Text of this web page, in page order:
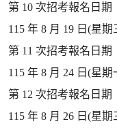
第 10 次招考報名日期
115 年 8 月 19 日(星期
第 11 次招考報名日期
115 年 8 月 24 日(星期
第 12 次招考報名日期
115 年 8 月 26 日(星期